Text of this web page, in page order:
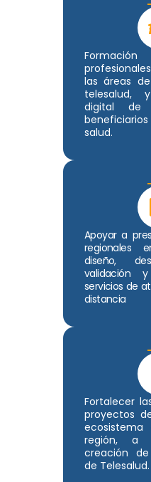
las áreas
telesalud,
digital de
salud.
Apoyar a
regionales
diseño,
validación
servicios de
distancia
Fortalecer
proyectos
región, a
creación
de Telesalud.